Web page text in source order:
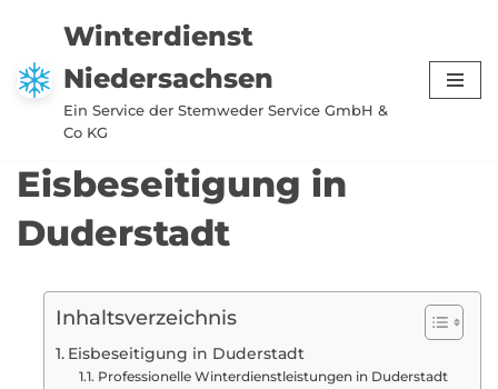
Zum
Inhalt
springen
Winterdienst
Niedersachsen
Ein Service der Stemweder Service GmbH &
Co KG
Eisbeseitigung in
Duderstadt
Inhaltsverzeichnis
Eisbeseitigung in Duderstadt
Professionelle Winterdienstleistungen in Duderstadt